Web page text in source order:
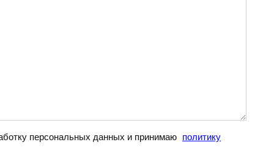
персональных данных и принимаю политику